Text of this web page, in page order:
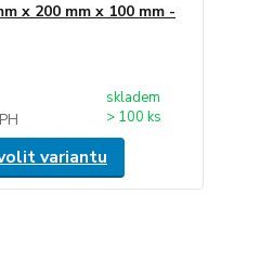
x 200 mm x 100 mm -
skladem
> 100 ks
variantu